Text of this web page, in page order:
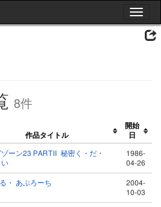
Toggle
8件
作品タイトル
開始
日
ゾーン23 PARTⅡ 秘密く・だ・
い
1986-
04-26
・ あぷろーち
2004-
10-03